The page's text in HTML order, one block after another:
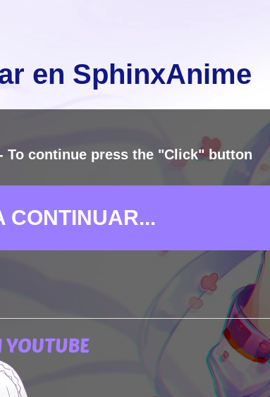
en SphinxAnime
continue press the "Click" button
CONTINUAR...